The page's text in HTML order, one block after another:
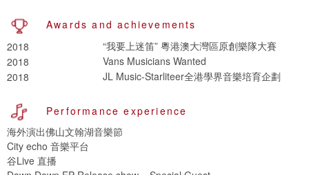
Awards and achievements
2018
“我要上迷笛” 粵港澳大灣區原創樂隊大賽
2018
Vans Musicians Wanted
2018
JL Music-Starliteer全港學界音樂培育企劃
Performance experience
海外演出佛山文翰湖音樂節
City echo 音樂平台
谷Live 直播